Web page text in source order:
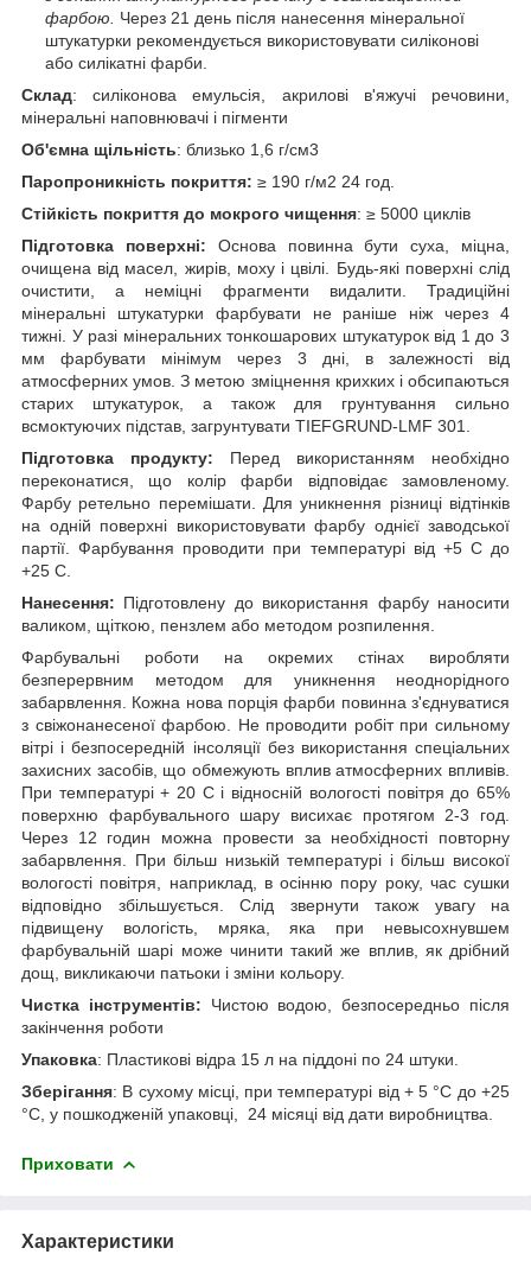
фарбою. Через 21 день після нанесення мінеральної
штукатурки рекомендується використовувати силіконові
або силікатні фарби.
Склад: силіконова емульсія, акрилові в'яжучі речовини,
мінеральні наповнювачі і пігменти
Об'ємна щільність: близько 1,6 г/см3
Паропроникність покриття: ≥ 190 г/м2 24 год.
Стійкість покриття до мокрого чищення: ≥ 5000 циклів
Підготовка поверхні: Основа повинна бути суха, міцна,
очищена від масел, жирів, моху і цвілі. Будь-які поверхні слід
очистити, а неміцні фрагменти видалити. Традиційні
мінеральні штукатурки фарбувати не раніше ніж через 4
тижні. У разі мінеральних тонкошарових штукатурок від 1 до 3
мм фарбувати мінімум через 3 дні, в залежності від
атмосферних умов. З метою зміцнення крихких і обсипаються
старих штукатурок, а також для грунтування сильно
всмоктуючих підстав, загрунтувати TIEFGRUND-LMF 301.
Підготовка продукту: Перед використанням необхідно
переконатися, що колір фарби відповідає замовленому.
Фарбу ретельно перемішати. Для уникнення різниці відтінків
на одній поверхні використовувати фарбу однієї заводської
партії. Фарбування проводити при температурі від +5 С до
+25 С.
Нанесення: Підготовлену до використання фарбу наносити
валиком, щіткою, пензлем або методом розпилення.
Фарбувальні роботи на окремих стінах виробляти
безперервним методом для уникнення неоднорідного
забарвлення. Кожна нова порція фарби повинна з'єднуватися
з свіжонанесеної фарбою. Не проводити робіт при сильному
вітрі і безпосередній інсоляції без використання спеціальних
захисних засобів, що обмежують вплив атмосферних впливів.
При температурі + 20 С і відносній вологості повітря до 65%
поверхню фарбувального шару висихає протягом 2-3 год.
Через 12 годин можна провести за необхідності повторну
забарвлення. При більш низькій температурі і більш високої
вологості повітря, наприклад, в осінню пору року, час сушки
відповідно збільшується. Слід звернути також увагу на
підвищену вологість, мряка, яка при невысохнувшем
фарбувальній шарі може чинити такий же вплив, як дрібний
дощ, викликаючи патьоки і зміни кольору.
Чистка інструментів: Чистою водою, безпосередньо після
закінчення роботи
Упаковка: Пластикові відра 15 л на піддоні по 24 штуки.
Зберігання: В сухому місці, при температурі від + 5 °С до +25
°С, у пошкодженій упаковці, 24 місяці від дати виробництва.
Приховати
Характеристики